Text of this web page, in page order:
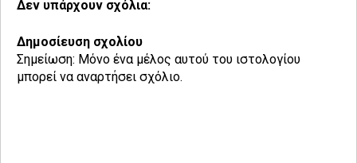
Δεν υπάρχουν σχόλια:
Δημοσίευση σχολίου
Σημείωση: Μόνο ένα μέλος αυτού του ιστολογίου
μπορεί να αναρτήσει σχόλιο.